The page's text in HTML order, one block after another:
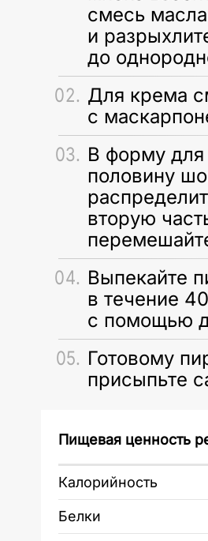
смесь
и
до
Для крема
с
В форму
половину
вторую
Выпекайте
в течение
с помощью
Готовому
присыпьте
Пищевая ценность
Калорийность
Белки